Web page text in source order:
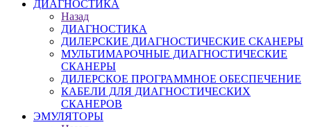
ДИАГНОСТИКА
Назад
ДИАГНОСТИКА
ДИЛЕРСКИЕ ДИАГНОСТИЧЕСКИЕ СКАНЕРЫ
МУЛЬТИМАРОЧНЫЕ ДИАГНОСТИЧЕСКИЕ
СКАНЕРЫ
ДИЛЕРСКОЕ ПРОГРАММНОЕ ОБЕСПЕЧЕНИЕ
КАБЕЛИ ДЛЯ ДИАГНОСТИЧЕСКИХ
СКАНЕРОВ
ЭМУЛЯТОРЫ